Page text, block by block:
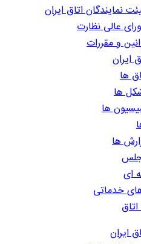
نمایندگان اتاق ایران
عالی نظارت
و مقررات
ایران
ها
ها
ها
ها
ای
خدماتی
اتاق
ایران